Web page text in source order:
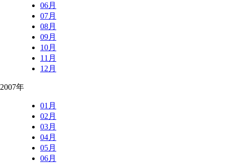
06月
07月
08月
09月
10月
11月
12月
2007年
01月
02月
03月
04月
05月
06月